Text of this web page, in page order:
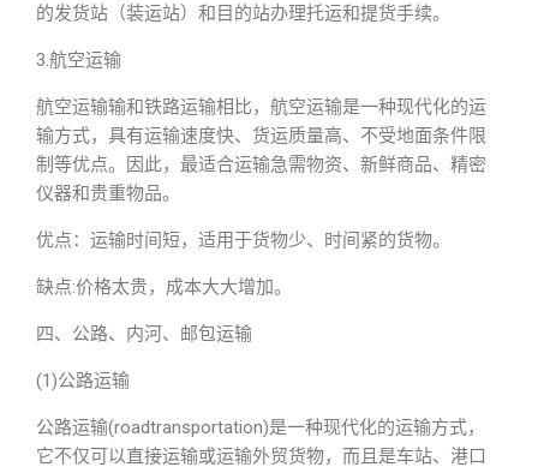
的发货站（装运站）和目的站办理托运和提货手续。
3.航空运输
航空运输输和铁路运输相比，航空运输是一种现代化的运
输方式，具有运输速度快、货运质量高、不受地面条件限
制等优点。因此，最适合运输急需物资、新鲜商品、精密
仪器和贵重物品。
优点：运输时间短，适用于货物少、时间紧的货物。
缺点:价格太贵，成本大大增加。
四、公路、内河、邮包运输
(1)公路运输
公路运输(roadtransportation)是一种现代化的运输方式，
它不仅可以直接运输或运输外贸货物，而且是车站、港口